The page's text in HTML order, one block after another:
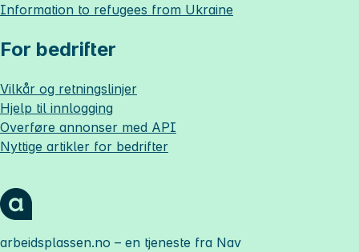
Information to refugees from Ukraine
For bedrifter
Vilkår og retningslinjer
Hjelp til innlogging
Overføre annonser med API
Nyttige artikler for bedrifter
arbeidsplassen.no – en tjeneste fra Nav